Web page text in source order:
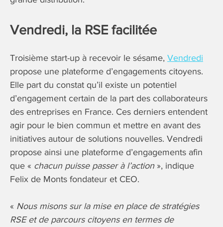
Vendredi, la RSE facilitée
Troisième start-up à recevoir le sésame, Vendredi
propose une plateforme d’engagements citoyens.
Elle part du constat qu’il existe un potentiel
d’engagement certain de la part des collaborateurs
des entreprises en France. Ces derniers entendent
agir pour le bien commun et mettre en avant des
initiatives autour de solutions nouvelles. Vendredi
propose ainsi une plateforme d’engagements afin
que « chacun puisse passer à l’action», indique
Felix de Monts fondateur et CEO.
« Nous misons sur la mise en place de stratégies
RSE et de parcours citoyens en termes de